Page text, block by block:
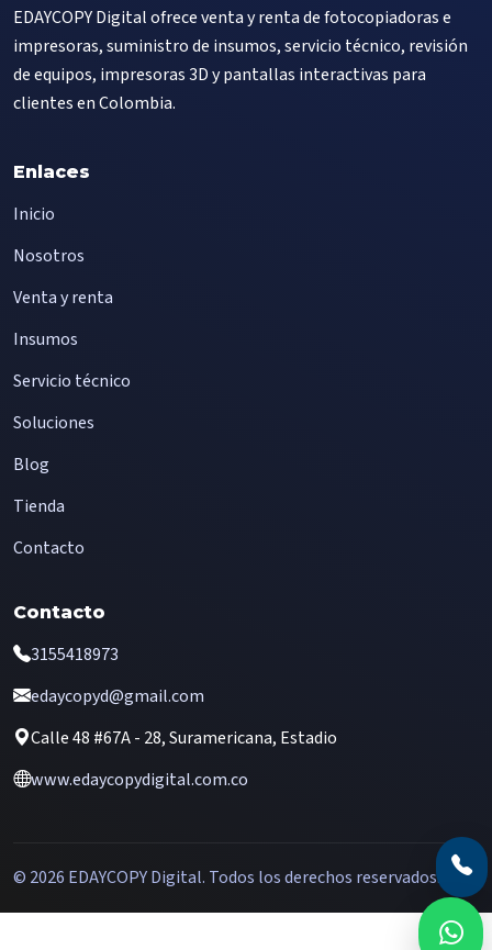
EDAYCOPY Digital ofrece venta y renta de fotocopiadoras e
impresoras, suministro de insumos, servicio técnico, revisión
de equipos, impresoras 3D y pantallas interactivas para
clientes en Colombia.
Enlaces
Inicio
Nosotros
Venta y renta
Insumos
Servicio técnico
Soluciones
Blog
Tienda
Contacto
Contacto
3155418973
edaycopyd@gmail.com
Calle 48 #67A - 28, Suramericana, Estadio
www.edaycopydigital.com.co
© 2026 EDAYCOPY Digital. Todos los derechos reservados.